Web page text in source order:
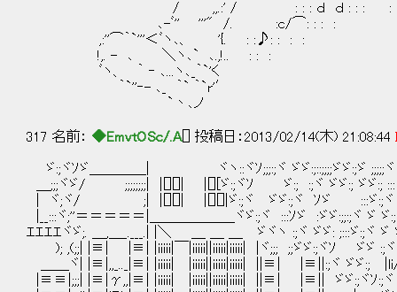
/ ,,.:' / : : : ｄ ｄ : : : : :♭:
､-ﾞ'' '''" /. :c/⌒: : : : :
,:''⌒｀`'''＜ﾞヽ､、 '{. : :♪: : : :
!,. - ､ ＼ヽ､` ､.,!.. : : :
ﾞヽ、 ｀ ‐ ､...ヽ､_｀`'く
｀`''‐- ､_ ｀` ｀`r'′
`丶､ノ
317 名前： ◆EmvtOSc/.A[] 投稿日：2013/02/14(木) 21:08:44
ゞ:;ヾｿゞ＿＿＿＿| ヾヽ::ヾｿ;;;:;ヾ ゞゞ:;::;;;;ゞゞ:;ゞ ;;;;;ヾ
＿;;;ヾゞ/ ;;;;;;;;| |[][]| |[][ゞ:;ヾｿ ゞ:; :;ヾ ゞゞ:; ゞゞ:; :::
| ヾ;ヾ/ ;| |[][]| |[][]|ゞ:;ヾ ゞゞ:;ヾ ｿゞ :::ゞ:;ヾ
|__:::ヾ;''＝＝＝＝＝|＿＿＿＿＿＿ヾゞ:;ヾ :::ｿゞ :ゞゞ:;;:;ヾ ゞ ゞ:;
ｴｴｴｴヾゞ;. ＿,＿_.___.| |＼ ＿ ＿ ＿ ゞヾヽ :;ヾ ゞゞ: ;:::ゞ:;ヾ ゞ
); ,(;;| |≡| |≡| |iiiii|￣|iiiii||iiiii|iiiii| |ヾ;;; ;;ゞゞ:;ヾｿ ゞゞ :;ヾ
＿＿ヾ| |≡|,,_.._|≡| |iiiii| |iiiii||iiiii|iiiii| ||≡| |≡||:;ヾ ゞゞ:; |li/
|≡≡|;;;| |≡|γ,,|≡| |iiiii| |iiiii||iiiii|iiiii| ||≡| |≡|| ゞゞ:;ヾｿ:;ヾ ゞ